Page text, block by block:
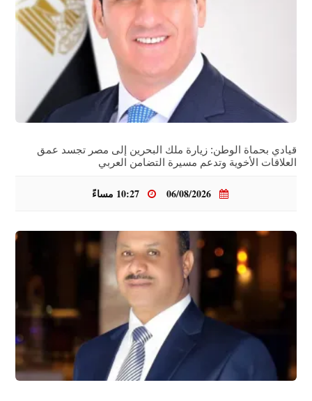
قيادي بحماة الوطن: زيارة ملك البحرين إلى مصر تجسد عمق
العلاقات الأخوية وتدعم مسيرة التضامن العربي